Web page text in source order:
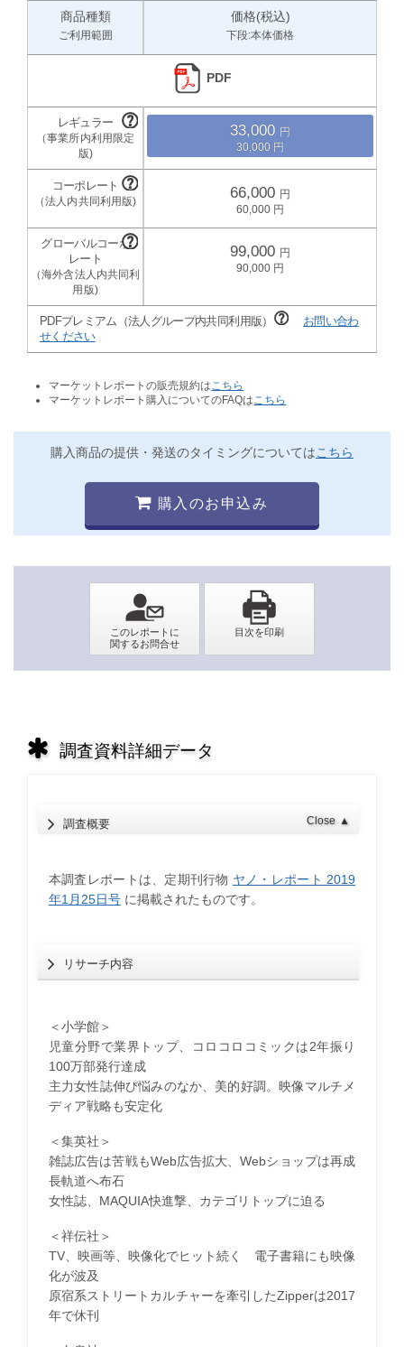
商品種類
ご利用範囲
価格(税込)
下段:本体価格
PDF
33,000
30,000
66,000
60,000
99,000
90,000
PDFプレミアム（法人グループ内共同利用版）
お問い合わ
せください
マーケットレポートの販売規約は こちら
マーケットレポート購入についてのFAQは こちら
購入商品の提供・発送のタイミングについてはこちら
購入のお申込み
調査資料詳細データ
調査概要 Close ▲
本調査レポートは、定期刊行物 ヤノ・レポート 2019
年1月25日号に掲載されたものです。
リサーチ内容
＜小学館＞
児童分野で業界トップ、コロコロコミックは2年振り
100万部発行達成
主力女性誌伸び悩みのなか、美的好調。映像マルチメ
ディア戦略も安定化
＜集英社＞
雑誌広告は苦戦もWeb広告拡大、Webショップは再成
長軌道へ布石
女性誌、MAQUIA快進撃、カテゴリトップに迫る
＜祥伝社＞
TV、映画等、映像化でヒット続く 電子書籍にも映像
化が波及
原宿系ストリートカルチャーを牽引したZipperは2017
年で休刊